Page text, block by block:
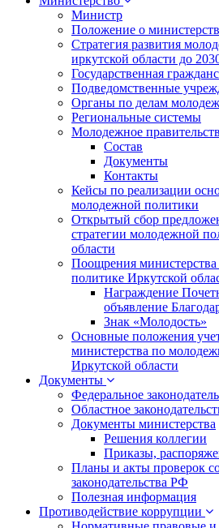
Министр
Положение о
Стратегия развития
иркутской области до
Государственная
Подведомственные
Органы по делам
Региональные системы
Молодежное
Состав
Документы
Контакты
Кейсы по реализации
молодежной политики
Открытый сбор
стратегии молодежной
области
Поощрения
политике Иркутской
Награждение
объявление
Знак «Молодость»
Основные положения
министерства по
Иркутской области
Документы
Федеральное
Областное
Документы министерства
Решения коллегии
Приказы,
Планы и акты проверок
законодательства РФ
Полезная информация
Противодействие коррупции